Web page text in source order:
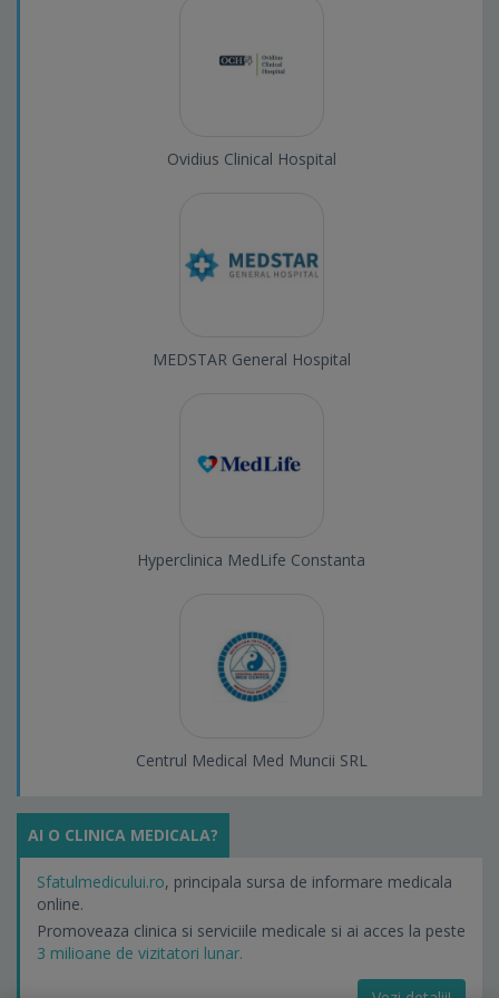
Ovidius Clinical Hospital
MEDSTAR General Hospital
Hyperclinica MedLife Constanta
Centrul Medical Med Muncii SRL
AI O CLINICA MEDICALA?
Sfatulmedicului.ro, principala sursa de informare medicala
online.
Promoveaza clinica si serviciile medicale si ai acces la peste
3 milioane de vizitatori lunar.